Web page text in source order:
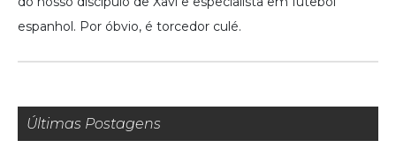
espanhol. Por óbvio, é torcedor culé.
Últimas Postagens